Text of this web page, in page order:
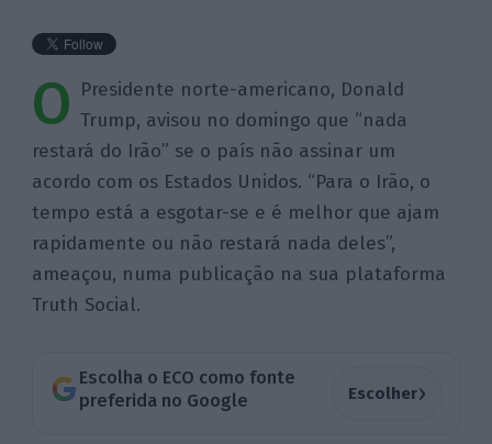
O Presidente norte-americano, Donald
Trump, avisou no domingo que “nada
restará do Irão” se o país não assinar um
acordo com os Estados Unidos. “Para o Irão, o
tempo está a esgotar-se e é melhor que ajam
rapidamente ou não restará nada deles”,
ameaçou, numa publicação na sua plataforma
Truth Social.
Escolha o ECO como fonte
preferida no Google
Escolher›